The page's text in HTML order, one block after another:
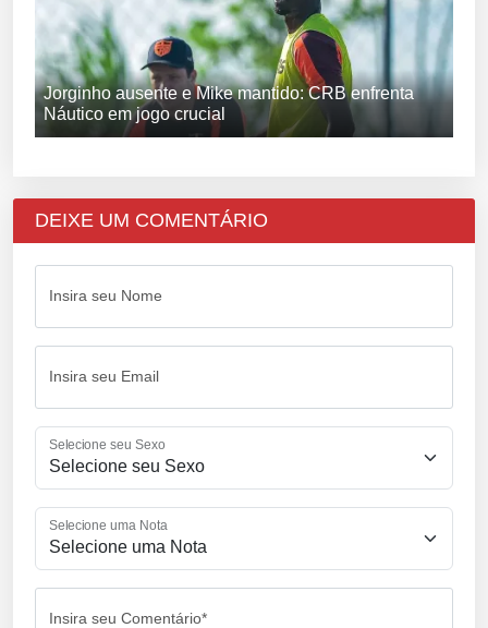
Jorginho ausente e Mike mantido: CRB enfrenta
Náutico em jogo crucial
DEIXE UM COMENTÁRIO
Insira seu Nome
Insira seu Email
Selecione seu Sexo
Selecione uma Nota
Insira seu Comentário*